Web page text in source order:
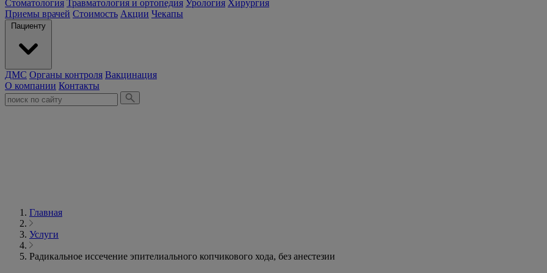
Стоматология Травматология и ортопедия Урология Хирургия
Приемы врачей Стоимость Акции Чекапы
Пациенту
ДМС Органы контроля Вакцинация
О компании Контакты
Главная
Услуги
Радикальное иссечение эпителиального копчикового хода, без анестезии